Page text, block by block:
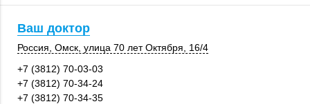
Ваш доктор
Россия Омск , улица 70 лет Октября, 16/4
+7 (3812) 70-03-03
+7 (3812) 70-34-24
+7 (3812) 70-34-35